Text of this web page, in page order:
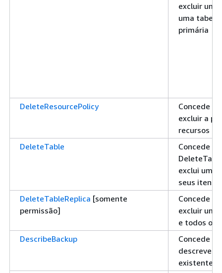
excluir um
uma tabela
primária
DeleteResourcePolicy
Concede
excluir a
recursos
DeleteTable
Concede
exclui uma
seus itens
DeleteTableReplica [somente
permissão]
Concede
excluir
e todos os
DescribeBackup
Concede
descrever
existente